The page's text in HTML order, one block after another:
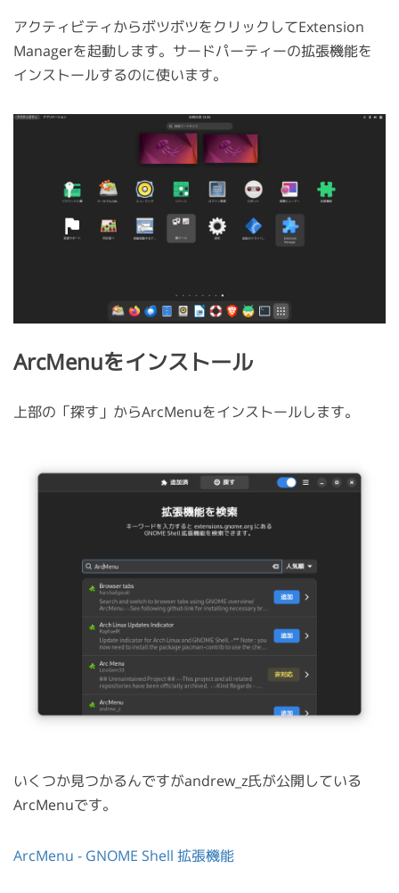
アクティビティからボツボツをクリックしてExtension
Managerを起動します。サードパーティーの拡張機能を
インストールするのに使います。
ArcMenuをインストール
上部の「探す」からArcMenuをインストールします。
いくつか見つかるんですがandrew_z氏が公開している
ArcMenuです。
ArcMenu - GNOME Shell 拡張機能